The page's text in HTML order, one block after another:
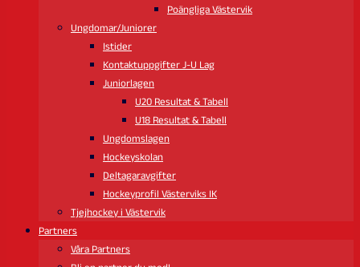
Poängliga Västervik
Ungdomar/Juniorer
Istider
Kontaktuppgifter J-U Lag
Juniorlagen
U20 Resultat & Tabell
U18 Resultat & Tabell
Ungdomslagen
Hockeyskolan
Deltagaravgifter
Hockeyprofil Västerviks IK
Tjejhockey i Västervik
Partners
Våra Partners